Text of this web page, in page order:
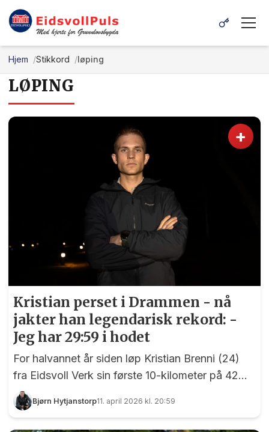
Hjem Stikkord løping
LØPING
+
Kristian perset i Drammen - nå
jakter han legendarisk rekord: -
Jeg har 29:59 i hodet
For halvannet år siden løp Kristian Brenni (24)
fra Eidsvoll Verk sin første 10-kilometer på 42
minutter. I dag satte han personlig rekord med
33:02 i Drammen - som raskeste eidsvolling
Bjørn Hytjanstorp11. april 2026 kl. 20:59